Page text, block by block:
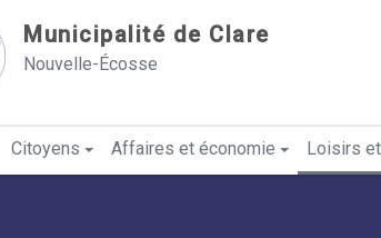
Municipalité de Clare
Nouvelle-Écosse
Citoyens Affaires et économie Loisirs